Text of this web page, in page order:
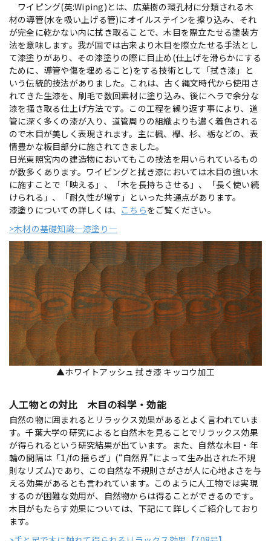
ワイピング(英:Wiping)とは、広葉樹の環孔材に分類される木
材の導管(水を吸い上げる管)にオイルステインを擦り込み、それ
が完全に乾かない内に拭き取ることで、木目を際立たせる塗装方
法を意味します。我が国では古来より木目を際立たせる手法とし
て漆塗りがあり、その漆塗りの際に目止め(仕上げを滑らかにする
ために、導管や傷を埋めること)をする技術として「拭き漆」と
いう伝統的技法がありました。これは、古く縄文時代から使用さ
れてきた生漆を、刷毛で数回素材に塗り込み、後にヘラで余分な
漆を掻き取る仕上げ方法です。この工程を繰り返す事により、道
管に深く多くの漆が入り、道管周りの組織よりも濃く着色される
ので木目が美しく表現されます。主に楓、欅、杉、栃などの、表
情豊かな板目部分に施されてきました。
日光東照宮内の建造物においてもこの技法を用いられているもの
が数多くあります。ワイピングと拭き漆においては木目の強い木
に施すことで「映える」、「木を長持ちさせる」、「長く使い続
けられる」、「耐久性が増す」といった共通点があります。
漆塗りについての詳しくは、 こちらをご覧ください。
>木材の基礎知識―漆塗り―
▲ホワイトアッシュ 拭き漆 キッコウ加工
人工物との対比 木目の科学・効能
自然の物に囲まれるとリラックス効果があるとよく言われていま
す。千葉大学の研究によると自然木を見ることでリラックス効果
が得られるという研究結果が出ています。また、自然な木目・年
輪の間隔は「1/fの揺らぎ」(“自然界”によって生み出された不規
則なリズム)であり、この自然な不規則さがさが人に心地よさを与
える効果があるとも言われています。このように人工物では実現
するのが困難な効用が、自然物からは得ることができるのです。
木目がもたらす効果については、下記にて詳しくご紹介しており
ます。